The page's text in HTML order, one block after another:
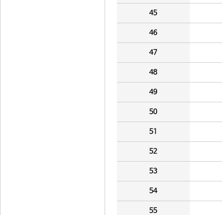
45
46
47
48
49
50
51
52
53
54
55